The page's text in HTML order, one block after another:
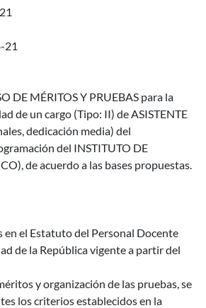
21
DE MÉRITOS Y PRUEBAS para la
de un cargo (Tipo: II) de ASISTENTE
dedicación media) del
del INSTITUTO DE
de acuerdo a las bases propuestas.
en el Estatuto del Personal Docente
de la República vigente a partir del
y organización de las pruebas, se
los criterios establecidos en la